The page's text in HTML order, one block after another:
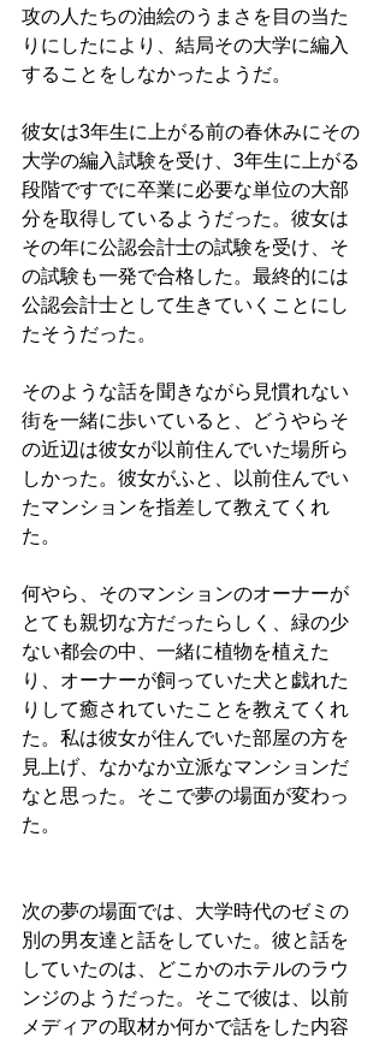
攻の人たちの油絵のうまさを目の当た
りにしたにより、結局その大学に編入
することをしなかったようだ。
彼女は3年生に上がる前の春休みにその
大学の編入試験を受け、3年生に上がる
段階ですでに卒業に必要な単位の大部
分を取得しているようだった。彼女は
その年に公認会計士の試験を受け、そ
の試験も一発で合格した。最終的には
公認会計士として生きていくことにし
たそうだった。
そのような話を聞きながら見慣れない
街を一緒に歩いていると、どうやらそ
の近辺は彼女が以前住んでいた場所ら
しかった。彼女がふと、以前住んでい
たマンションを指差して教えてくれ
た。
何やら、そのマンションのオーナーが
とても親切な方だったらしく、緑の少
ない都会の中、一緒に植物を植えた
り、オーナーが飼っていた犬と戯れた
りして癒されていたことを教えてくれ
た。私は彼女が住んでいた部屋の方を
見上げ、なかなか立派なマンションだ
なと思った。そこで夢の場面が変わっ
た。
次の夢の場面では、大学時代のゼミの
別の男友達と話をしていた。彼と話を
していたのは、どこかのホテルのラウ
ンジのようだった。そこで彼は、以前
メディアの取材か何かで話をした内容